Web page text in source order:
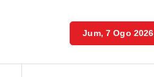
Jum, 7 Ogo 2026